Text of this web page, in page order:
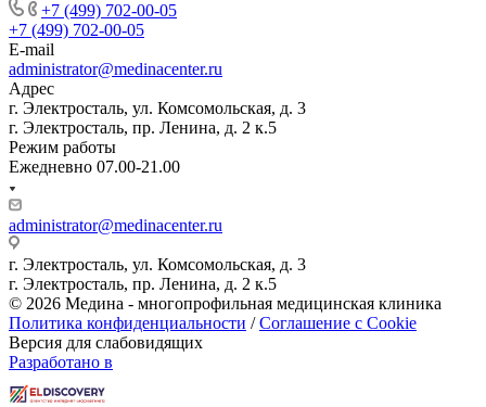
+7 (499) 702-00-05
+7 (499) 702-00-05
E-mail
administrator@medinacenter.ru
Адрес
г. Электросталь, ул. Комсомольская, д. 3
г. Электросталь, пр. Ленина, д. 2 к.5
Режим работы
Ежедневно 07.00-21.00
administrator@medinacenter.ru
г. Электросталь, ул. Комсомольская, д. 3
г. Электросталь, пр. Ленина, д. 2 к.5
© 2026 Медина - многопрофильная медицинская клиника
Политика конфиденциальности /Соглашение с Cookie
Версия для слабовидящих
Разработано в